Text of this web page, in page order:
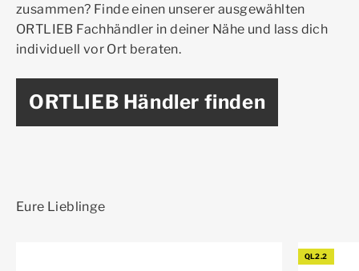
zusammen? Finde einen unserer ausgewählten
ORTLIEB Fachhändler in deiner Nähe und lass dich
individuell vor Ort beraten.
ORTLIEB Händler finden
QL2.2